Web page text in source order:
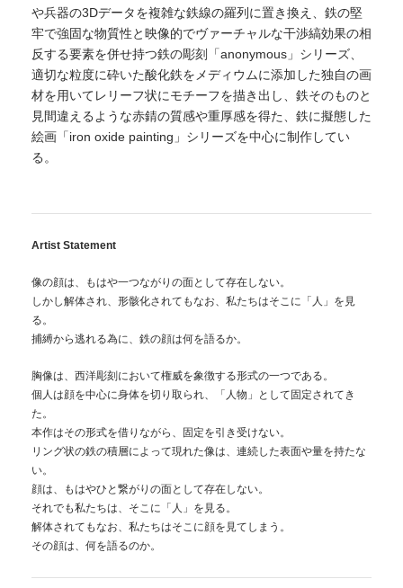
や兵器の3Dデータを複雑な鉄線の羅列に置き換え、鉄の堅
牢で強固な物質性と映像的でヴァーチャルな干渉縞効果の相
反する要素を併せ持つ鉄の彫刻「anonymous」シリーズ、
適切な粒度に砕いた酸化鉄をメディウムに添加した独自の画
材を用いてレリーフ状にモチーフを描き出し、鉄そのものと
見間違えるような赤錆の質感や重厚感を得た、鉄に擬態した
絵画「iron oxide painting」シリーズを中心に制作してい
る。
Artist Statement
像の顔は、もはや一つながりの面として存在しない。
しかし解体され、形骸化されてもなお、私たちはそこに「人」を見
る。
捕縛から逃れる為に、鉄の顔は何を語るか。
胸像は、西洋彫刻において権威を象徴する形式の一つである。
個人は顔を中心に身体を切り取られ、「人物」として固定されてき
た。
本作はその形式を借りながら、固定を引き受けない。
リング状の鉄の積層によって現れた像は、連続した表面や量を持たな
い。
顔は、もはやひと繋がりの面として存在しない。
それでも私たちは、そこに「人」を見る。
解体されてもなお、私たちはそこに顔を見てしまう。
その顔は、何を語るのか。